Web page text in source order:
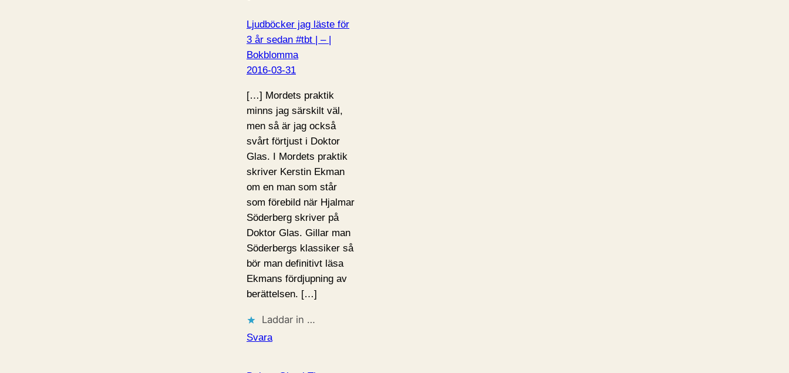
Ljudböcker jag läste för
3 år sedan #tbt | – |
Bokblomma
2016-03-31
[…] Mordets praktik
minns jag särskilt väl,
men så är jag också
svårt förtjust i Doktor
Glas. I Mordets praktik
skriver Kerstin Ekman
om en man som står
som förebild när Hjalmar
Söderberg skriver på
Doktor Glas. Gillar man
Söderbergs klassiker så
bör man definitivt läsa
Ekmans fördjupning av
berättelsen. […]
Laddar in …
Svara